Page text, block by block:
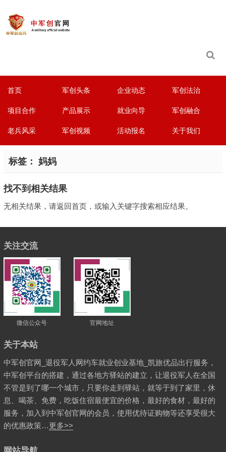
首页 军创头条 企业动态 军创法治
项目合作 产品展示 就业向导 军创融合
老兵风采 军创视频 活动报名 关于我们
标签： 妈妈
找不到相关结果
无相关结果，请返回首页，或输入关键字搜索相应结果。
关注交流
微信公众号 官网地址
关于本站
中军创官网_退役军人网约车就业创业基地_凯旅优品出行服务，
中军创平台的搭建，通过各地方驿站的建立，让退役军人在全国
不管是到了哪一个城市，只要你走到驿站，就等于到了家里，休
息、喝茶、免费，吃饭住宿最便宜的价格，最好的食材，最好的
服务，加入到中军创官网的会员，使用优待证购物等还享受很大
的优惠政策…更多>>